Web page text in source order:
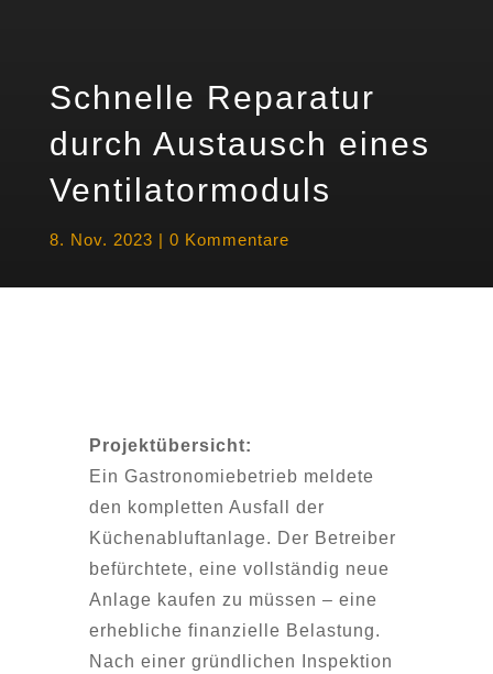
Schnelle Reparatur
durch Austausch eines
Ventilatormoduls
8. Nov. 2023 | 0 Kommentare
Projektübersicht:
Ein Gastronomiebetrieb meldete
den kompletten Ausfall der
Küchenabluftanlage. Der Betreiber
befürchtete, eine vollständig neue
Anlage kaufen zu müssen – eine
erhebliche finanzielle Belastung.
Nach einer gründlichen Inspektion